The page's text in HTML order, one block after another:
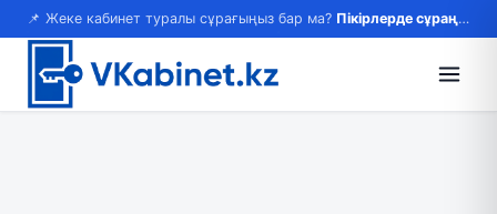
📌 Жеке кабинет туралы сұрағыңыз бар ма? Пікірлерде сұраңыз — жауап береміз!